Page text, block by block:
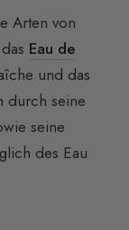
Arten von
Eau de
und das
durch seine
seine
des Eau